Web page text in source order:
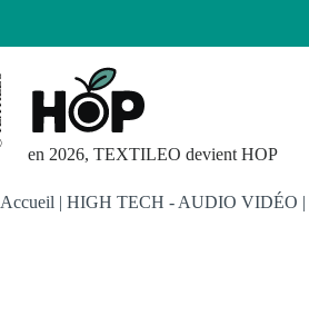
contenu
en 2026, TEXTILEO devient HOP
Accueil | HIGH TECH - AUDIO VIDÉO |